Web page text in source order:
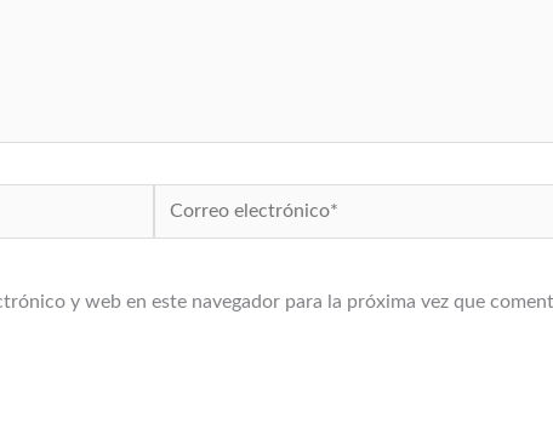
Correo
electrónico*
y web en este navegador para la próxima vez que